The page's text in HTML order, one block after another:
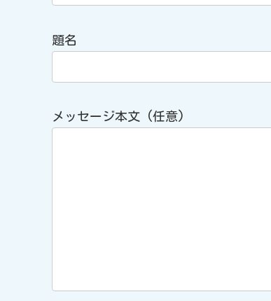
題名
メッセージ本文 (任意)